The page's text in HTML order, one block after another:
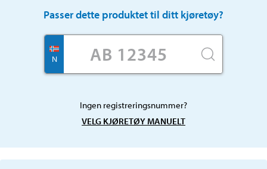
Passer dette produktet til ditt kjøretøy?
N
Ingen registreringsnummer?
VELG KJØRETØY MANUELT